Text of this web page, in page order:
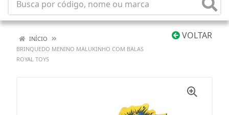
VOLTAR
INÍCIO
BRINQUEDO MENINO MALUKINHO COM BALAS
ROYAL TOYS